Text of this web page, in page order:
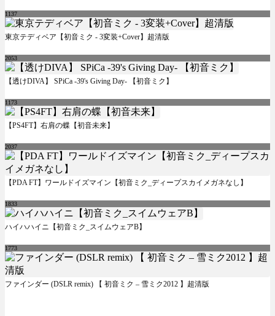
1137
東京テディベア【初音ミク - 3変装+Cover】超清版
2053
【透けDIVA】 SPiCa -39's Giving Day- 【初音ミク】
1173
【PS4FT】右肩の蝶【初音未来】
2037
【PDA FT】ワールドイズマイン【初音ミク_ディープスカイメガネなし】
1833
ハイハハイニ【初音ミク_スイムウェアB】
1773
ファインダー (DSLR remix) 【 初音ミク – 雪ミク2012 】超清版